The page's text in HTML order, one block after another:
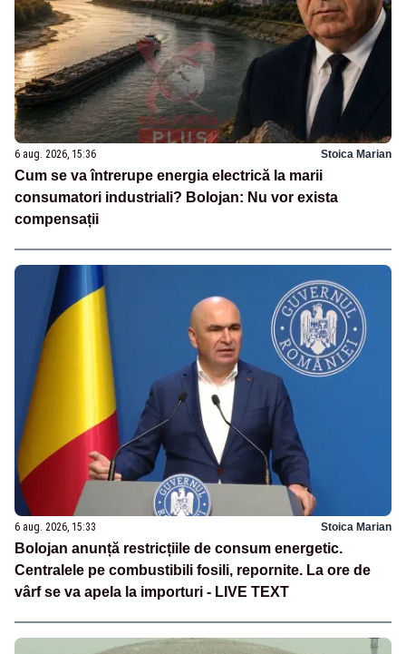
6 aug. 2026, 15:36 Stoica Marian
Cum se va întrerupe energia electrică la marii
consumatori industriali? Bolojan: Nu vor exista
compensații
6 aug. 2026, 15:33 Stoica Marian
Bolojan anunță restricțiile de consum energetic.
Centralele pe combustibili fosili, repornite. La ore de
vârf se va apela la importuri - LIVE TEXT